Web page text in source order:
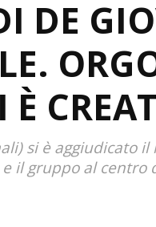
DE
È
si è aggiudicato
il gruppo al